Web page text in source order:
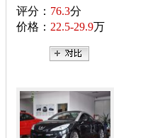
评分： 76.3分
价格： 22.5-29.9万